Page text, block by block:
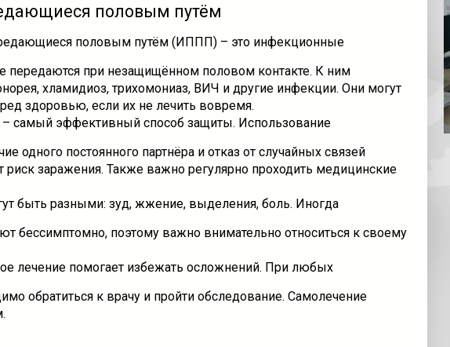
половым путём
половым путём (ИППП) – это инфекционные
передаются при незащищённом половом контакте. К ним
хламидиоз, трихомониаз, ВИЧ и другие инфекции. Они могут
здоровью, если их не лечить вовремя.
самый эффективный способ защиты. Использование
одного постоянного партнёра и отказ от случайных связей
риск заражения. Также важно регулярно проходить медицинские
быть разными: зуд, жжение, выделения, боль. Иногда
бессимптомно, поэтому важно внимательно относиться к своему
лечение помогает избежать осложнений. При любых
обратиться к врачу и пройти обследование. Самолечение